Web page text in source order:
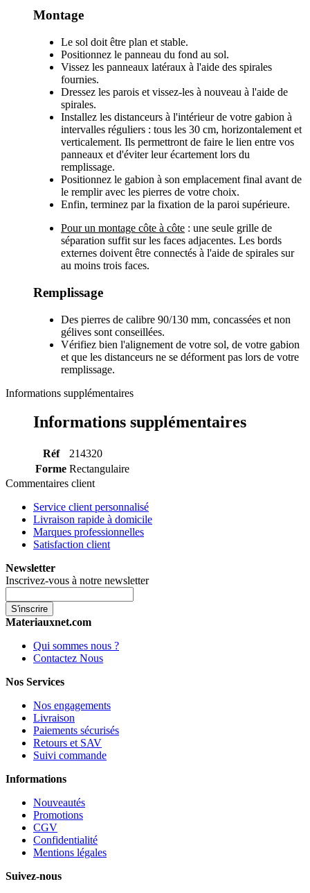
Montage
Le sol doit être plan et stable.
Positionnez le panneau du fond au sol.
Vissez les panneaux latéraux à l'aide des spirales
fournies.
Dressez les parois et vissez-les à nouveau à l'aide de
spirales.
Installez les distanceurs à l'intérieur de votre gabion à
intervalles réguliers : tous les 30 cm, horizontalement et
verticalement. Ils permettront de faire le lien entre vos
panneaux et d'éviter leur écartement lors du
remplissage.
Positionnez le gabion à son emplacement final avant de
le remplir avec les pierres de votre choix.
Enfin, terminez par la fixation de la paroi supérieure.
Pour un montage côte à côte : une seule grille de
séparation suffit sur les faces adjacentes. Les bords
externes doivent être connectés à l'aide de spirales sur
au moins trois faces.
Remplissage
Des pierres de calibre 90/130 mm, concassées et non
gélives sont conseillées.
Vérifiez bien l'alignement de votre sol, de votre gabion
et que les distanceurs ne se déforment pas lors de votre
remplissage.
Informations supplémentaires
Informations supplémentaires
Réf
214320
Forme Rectangulaire
Commentaires client
Service client personnalisé
Livraison rapide à domicile
Marques professionnelles
Satisfaction client
Newsletter
Inscrivez-vous à notre newsletter
S'inscrire
Materiauxnet.com
Qui sommes nous ?
Contactez Nous
Nos Services
Nos engagements
Livraison
Paiements sécurisés
Retours et SAV
Suivi commande
Informations
Nouveautés
Promotions
CGV
Confidentialité
Mentions légales
Suivez-nous